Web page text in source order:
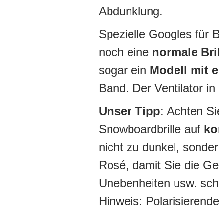
Abdunklung.
Spezielle Googles für
noch eine normale
sogar ein Modell mit
Band. Der Ventilator
Unser Tipp: Achten
Snowboardbrille auf
nicht zu dunkel,
Rosé, damit Sie die
Unebenheiten usw.
Hinweis: